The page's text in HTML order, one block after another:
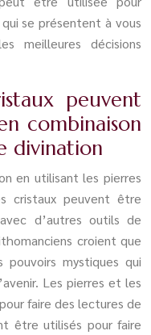
se présentent à vous
meilleures décisions
peuvent
combinaison
divination
en utilisant les pierres
cristaux peuvent être
d’autres outils de
croient que
mystiques qui
Les pierres et les
faire des lectures de
être utilisés pour faire